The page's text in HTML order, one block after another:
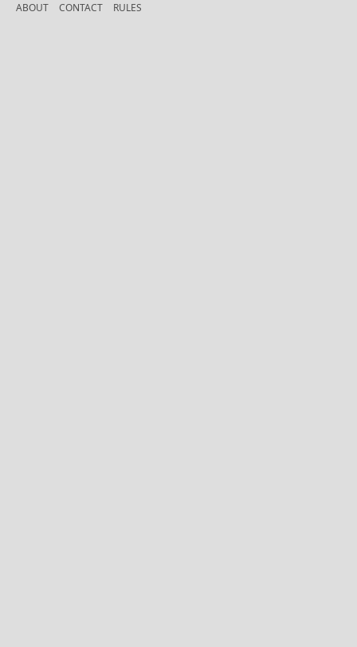
ABOUT
CONTACT RULES